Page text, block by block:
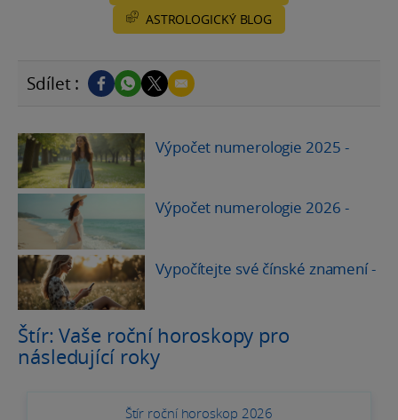
ASTROLOGICKÝ BLOG
Sdílet :
Výpočet numerologie 2025 -
Výpočet numerologie 2026 -
Vypočítejte své čínské znamení-
Štír: Vaše roční horoskopy pro
následující roky
Štír roční horoskop 2026